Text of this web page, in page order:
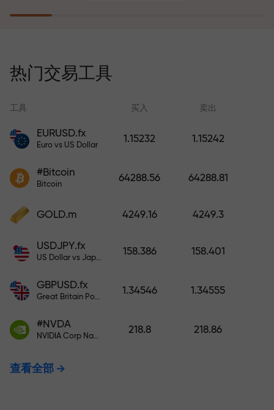
证6个月内利润增长3倍。放心交易—
您的资金受到保护！
奖金。X1000不是印刷错误。存款
热门交易工具
工具 买入 卖出
EURUSD.fx
Euro vs US Dollar
1.15232 1.15242
#Bitcoin
Bitcoin
64288.56 64288.81
GOLD.m 4249.16 4249.3
USDJPY.fx
US Dollar vs Japanese Yen
158.386 158.401
GBPUSD.fx
Great Britain Pound vs US Dollar
1.34546 1.34555
#NVDA
NVIDIA Corp Nasdaq Stock Exchange (Nasdaq) USD
218.8 218.86
查看全部